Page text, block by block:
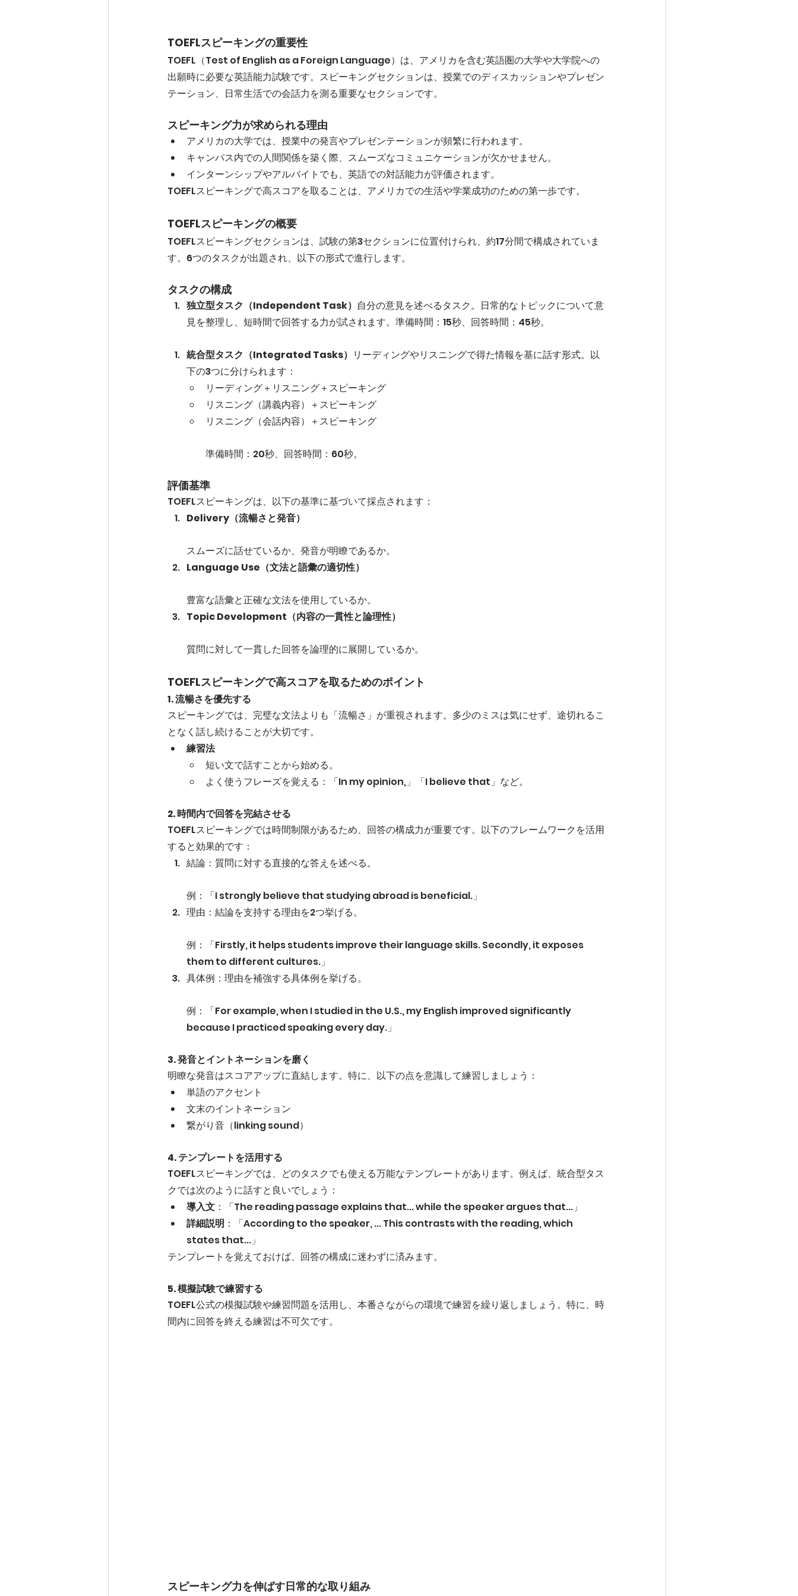
TOEFLスピーキングの重要性
TOEFL（Test of English as a Foreign Language）は、アメリカを含む英語圏の大学や大学院への
出願時に必要な英語能力試験です。スピーキングセクションは、授業でのディスカッションやプレゼン
テーション、日常生活での会話力を測る重要なセクションです。
スピーキング力が求められる理由
アメリカの大学では、授業中の発言やプレゼンテーションが頻繁に行われます。
キャンパス内での人間関係を築く際、スムーズなコミュニケーションが欠かせません。
インターンシップやアルバイトでも、英語での対話能力が評価されます。
TOEFLスピーキングで高スコアを取ることは、アメリカでの生活や学業成功のための第一歩です。
TOEFLスピーキングの概要
TOEFLスピーキングセクションは、試験の第3セクションに位置付けられ、約17分間で構成されていま
す。6つのタスクが出題され、以下の形式で進行します。
タスクの構成
独立型タスク（Independent Task） 自分の意見を述べるタスク。日常的なトピックについて意
見を整理し、短時間で回答する力が試されます。準備時間：15秒、回答時間：45秒。
統合型タスク（Integrated Tasks） リーディングやリスニングで得た情報を基に話す形式。以
下の3つに分けられます：
リーディング＋リスニング＋スピーキング
リスニング（講義内容）＋スピーキング
リスニング（会話内容）＋スピーキング
準備時間：20秒、回答時間：60秒。
評価基準
TOEFLスピーキングは、以下の基準に基づいて採点されます：
Delivery（流暢さと発音）
スムーズに話せているか、発音が明瞭であるか。
Language Use（文法と語彙の適切性）
豊富な語彙と正確な文法を使用しているか。
Topic Development（内容の一貫性と論理性）
質問に対して一貫した回答を論理的に展開しているか。
TOEFLスピーキングで高スコアを取るためのポイント
1. 流暢さを優先する
スピーキングでは、完璧な文法よりも「流暢さ」が重視されます。多少のミスは気にせず、途切れるこ
となく話し続けることが大切です。
練習法
短い文で話すことから始める。
よく使うフレーズを覚える：「In my opinion,」「I believe that」など。
2. 時間内で回答を完結させる
TOEFLスピーキングでは時間制限があるため、回答の構成力が重要です。以下のフレームワークを活用
すると効果的です：
結論：質問に対する直接的な答えを述べる。
例：「I strongly believe that studying abroad is beneficial.」
理由：結論を支持する理由を2つ挙げる。
例：「Firstly, it helps students improve their language skills. Secondly, it exposes
them to different cultures.」
具体例：理由を補強する具体例を挙げる。
例：「For example, when I studied in the U.S., my English improved significantly
because I practiced speaking every day.」
3. 発音とイントネーションを磨く
明瞭な発音はスコアアップに直結します。特に、以下の点を意識して練習しましょう：
単語のアクセント
文末のイントネーション
繋がり音（linking sound）
4. テンプレートを活用する
TOEFLスピーキングでは、どのタスクでも使える万能なテンプレートがあります。例えば、統合型タス
クでは次のように話すと良いでしょう：
導入文 ：「The reading passage explains that... while the speaker argues that...」
詳細説明 ：「According to the speaker, ... This contrasts with the reading, which
states that...」
テンプレートを覚えておけば、回答の構成に迷わずに済みます。
5. 模擬試験で練習する
TOEFL公式の模擬試験や練習問題を活用し、本番さながらの環境で練習を繰り返しましょう。特に、時
間内に回答を終える練習は不可欠です。
スピーキング力を伸ばす日常的な取り組み